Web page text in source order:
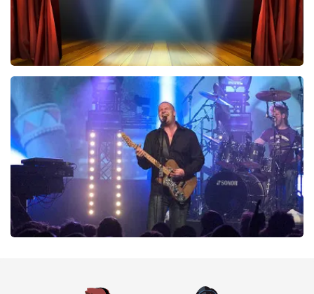
40 45 De Musical
290laatste 30 minuten
BESTEL NU